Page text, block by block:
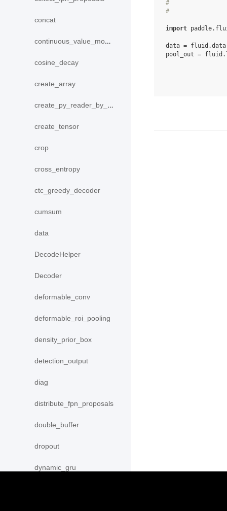
concat
continuous_value_model
cosine_decay
create_array
create_py_reader_by_data
create_tensor
crop
cross_entropy
ctc_greedy_decoder
cumsum
data
DecodeHelper
Decoder
deformable_conv
deformable_roi_pooling
density_prior_box
detection_output
diag
distribute_fpn_proposals
double_buffer
dropout
dynamic_gru
#
#
import
data = fluid .data
pool_out = fluid .